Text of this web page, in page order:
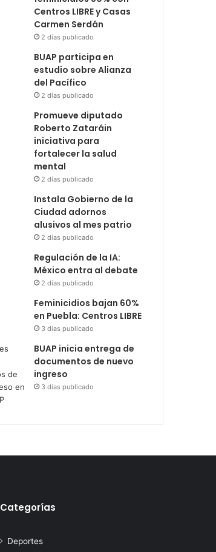
Centros LIBRE y Casas
Carmen Serdán
2 días publicado
BUAP participa en
estudio sobre Alianza
del Pacífico
2 días publicado
Promueve diputado
Roberto Zataráin
iniciativa para
fortalecer la salud
mental
2 días publicado
Instala Gobierno de la
Ciudad adornos
alusivos al mes patrio
2 días publicado
Regulación de la IA:
México entra al debate
2 días publicado
Feminicidios bajan 60%
en Puebla: Centros LIBRE
3 días publicado
BUAP inicia entrega de
documentos de nuevo
ingreso
3 días publicado
Categorías
Deportes